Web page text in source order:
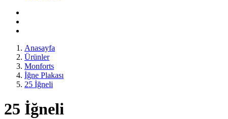
Anasayfa
Ürünler
Monforts
İğne Plakası
25 İğneli
25 İğneli